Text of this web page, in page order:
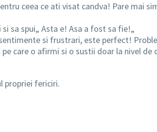
ceea ce ati visat candva! Pare mai
sa spui„ Asta e! Asa a fost sa fie!„
si frustrari, este perfect!
care o afirmi si o sustii doar la nivel
propriei fericiri.